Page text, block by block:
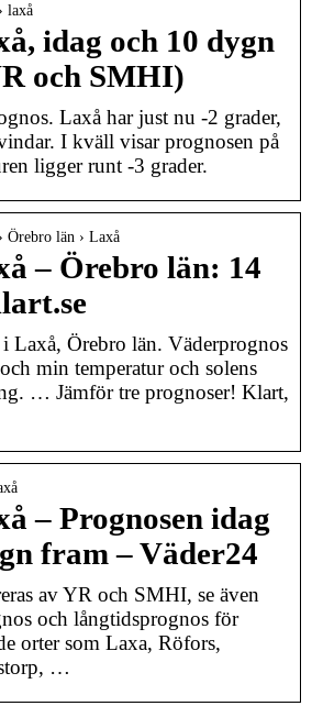
laxå
idag och 10 dygn
och SMHI)
Laxå har just nu -2 grader,
I kväll visar prognosen på
ligger runt -3 grader.
Örebro län › Laxå
– Örebro län: 14
i Laxå, Örebro län. Väderprognos
min temperatur och solens
… Jämför tre prognoser! Klart,
– Prognosen idag
fram – Väder24
av YR och SMHI, se även
och långtidsprognos för
orter som Laxa, Röfors,
…